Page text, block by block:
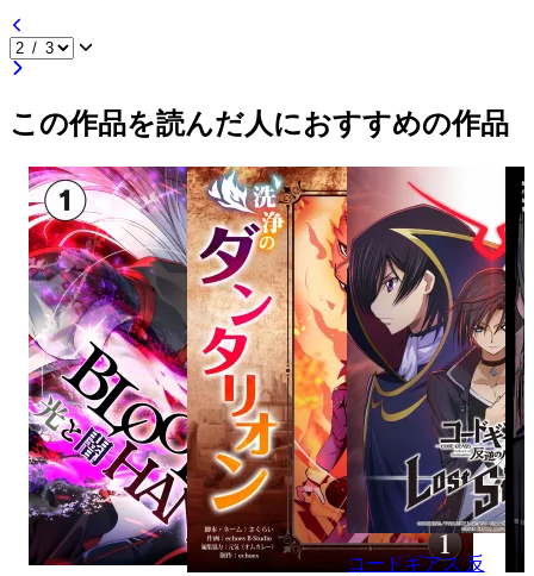
この作品を読んだ人におすすめの作品
コードギアス 反